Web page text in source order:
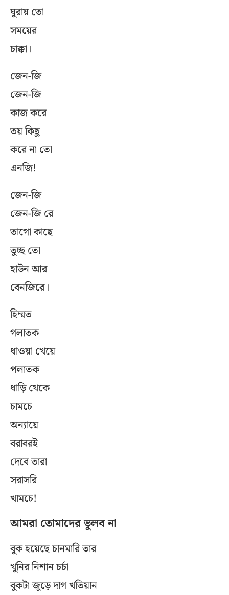
ঘুরায় তো
সময়ের
চাক্কা।
জেন-জি
জেন-জি
কাজ করে
তয় কিছু
করে না তো
এনজি!
জেন-জি
জেন-জি রে
তাগো কাছে
তুচ্ছ তো
হাউন আর
বেনজিরে।
হিম্মত
গলাতক
ধাওয়া খেয়ে
পলাতক
ধাড়ি থেকে
চামচে
অন্যায়ে
বরাবরই
দেবে তারা
সরাসরি
খামচে!
আমরা তোমাদের ভুলব না
বুক হয়েছে চানমারি তার
খুনির নিশান চর্চা
বুকটা জুড়ে দাগ খতিয়ান